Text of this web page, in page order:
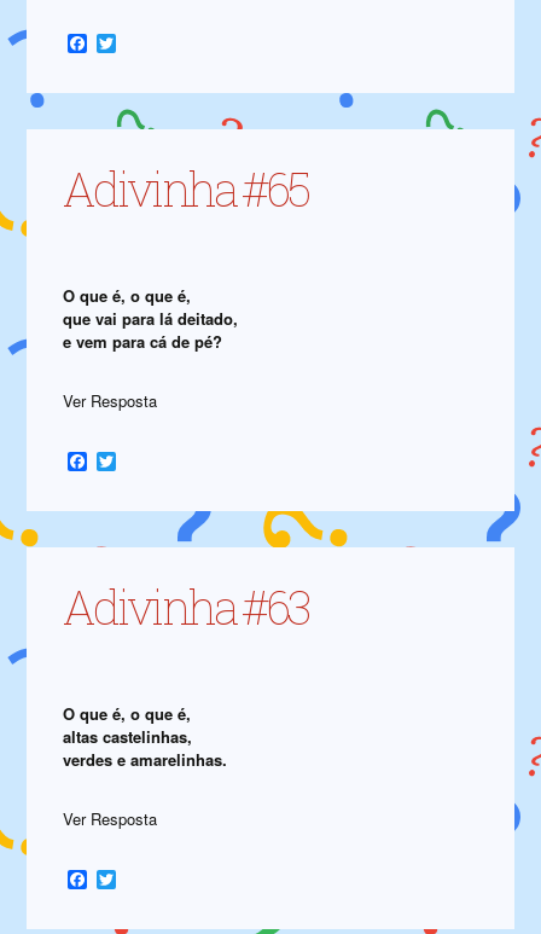
Facebook
Adivinha #65
O que é, o que é,
que vai para lá deitado,
e vem para cá de pé?
Ver Resposta
Facebook
Adivinha #63
O que é, o que é,
altas castelinhas,
verdes e amarelinhas.
Ver Resposta
Facebook